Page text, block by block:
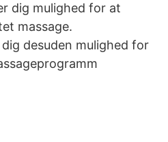
dig mulighed for at
massage.
desuden mulighed for